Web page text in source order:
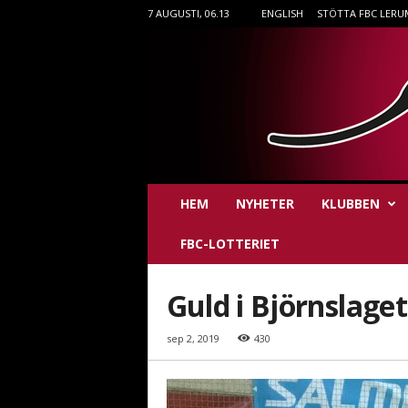
7 AUGUSTI, 06.13 ENGLISH STÖTTA FBC
F
e
n
HEM NYHETER KLUBBEN
FBC-LOTTERIET
Guld i Björnslaget
sep 2, 2019 430